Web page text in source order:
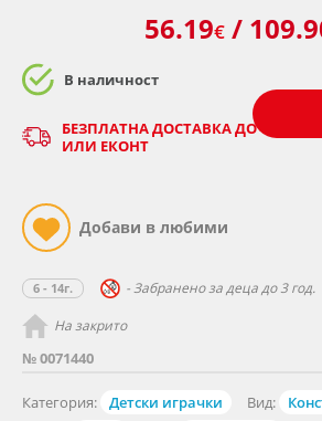
№ 0071440
Категория: Детски играчки Вид:
6 - 14г. - Забранено за деца до 3 год.
На закрито
56.19€/
В наличност
БЕЗПЛАТНА ДОСТАВКА ДО ОФИС
ИЛИ ЕКОНТ